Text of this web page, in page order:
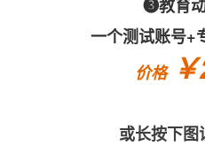
❸教育
一个测试账号+
价格
或长按下图